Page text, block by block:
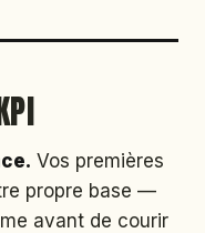
Vos premières
propre base —
avant de courir